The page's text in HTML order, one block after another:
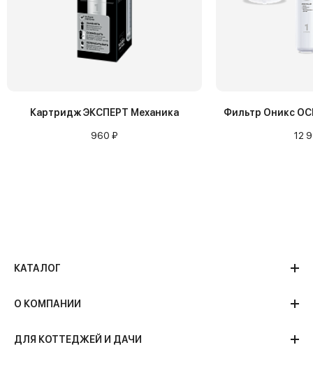
Картридж ЭКСПЕРТ Механика
960 ₽
Фильтр Оникс
12
КАТАЛОГ
О КОМПАНИИ
ДЛЯ КОТТЕДЖЕЙ И ДАЧИ